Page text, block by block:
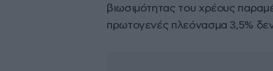
βιωσιμότητας του χρέους
πρωτογενές πλεόνασμα 3,5%